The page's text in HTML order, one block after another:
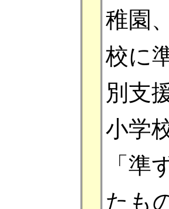
稚園
校に
別支
小学
「準
たも